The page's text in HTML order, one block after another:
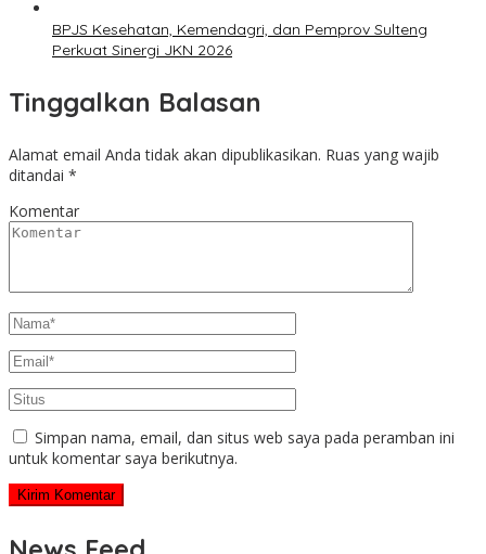
BPJS Kesehatan, Kemendagri, dan Pemprov Sulteng
Perkuat Sinergi JKN 2026
Tinggalkan Balasan
Alamat email Anda tidak akan dipublikasikan. Ruas yang wajib
ditandai *
Komentar
Simpan nama, email, dan situs web saya pada peramban ini
untuk komentar saya berikutnya.